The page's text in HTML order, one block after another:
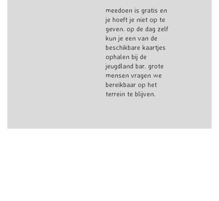
meedoen is gratis en
je hoeft je niet op te
geven. op de dag zelf
kun je een van de
beschikbare kaartjes
ophalen bij de
jeugdland bar. grote
mensen vragen we
bereikbaar op het
terrein te blijven.